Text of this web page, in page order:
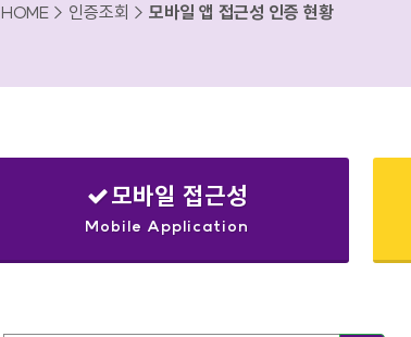
HOME > 인증조회 > 모바일 앱 접근성 인증 현황
모바일 접근성
Mobile Application